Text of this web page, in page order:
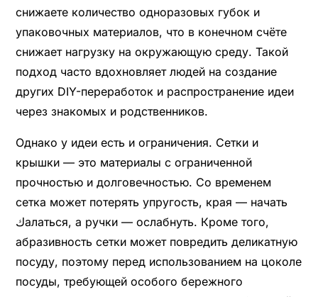
снижаете количество одноразовых губок и
упаковочных материалов, что в конечном счёте
снижает нагрузку на окружающую среду. Такой
подход часто вдохновляет людей на создание
других DIY-переработок и распространение идеи
через знакомых и родственников.
Однако у идеи есть и ограничения. Сетки и
крышки — это материалы с ограниченной
прочностью и долговечностью. Со временем
сетка может потерять упругость, края — начать
كалаться, а ручки — ослабнуть. Кроме того,
абразивность сетки может повредить деликатную
посуду, поэтому перед использованием на цоколе
посуды, требующей особого бережного